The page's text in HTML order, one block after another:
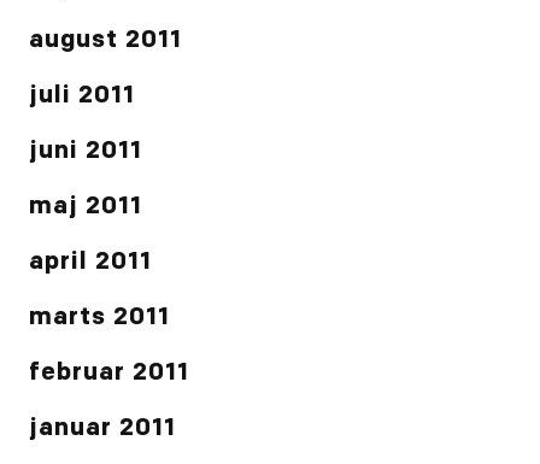
august 2011
juli 2011
juni 2011
maj 2011
april 2011
marts 2011
februar 2011
januar 2011